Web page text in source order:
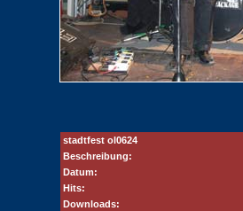
stadtfest ol0624
Beschreibung:
Datum:
Hits:
Downloads: